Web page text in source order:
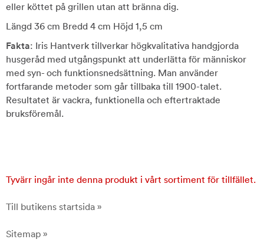
eller köttet på grillen utan att bränna dig.
Längd 36 cm Bredd 4 cm Höjd 1,5 cm
Fakta: Iris Hantverk tillverkar högkvalitativa handgjorda
husgeråd med utgångspunkt att underlätta för människor
med syn- och funktionsnedsättning. Man använder
fortfarande metoder som går tillbaka till 1900-talet.
Resultatet är vackra, funktionella och eftertraktade
bruksföremål.
Tyvärr ingår inte denna produkt i vårt sortiment för tillfället.
Till butikens startsida »
Sitemap »